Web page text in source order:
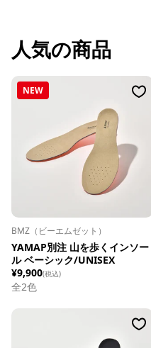
人気の商品
NEW
BMZ（ビーエムゼット）
YAMAP別注 山を歩くインソー
ル ベーシック/UNISEX
¥9,900(税込)
全2色